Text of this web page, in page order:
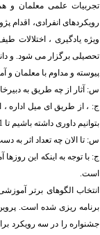
تجربیات علمی معلمان و
رویکردهای انفرادی، اقدام
ویژه یادگیری ، اختلالات
تحصیلی برگزار می شود. و
پیوسته و مداوم با معلمان و
س: آثار از چه طریق به
ج: ، از طریق ای میل اداره
بتوانیم داوری داشته باشیم تا 31 اردیبهشت به همکاران برای ارسال آثار فرصت داده شده است.
س: تا الان چه تعداد اثر به
است.
انتخاب الگوهای برتر
برنامه ریزی شده است.
جشنواره را در سه رویکرد